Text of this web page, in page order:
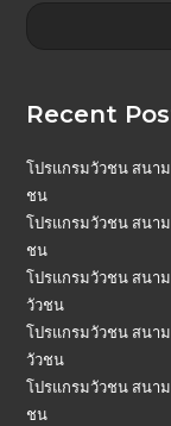
Recent
โปรแกรมวัวชน สนา
ชน
โปรแกรมวัวชน สนา
ชน
โปรแกรมวัวชน สนา
วัวชน
โปรแกรมวัวชน สนา
วัวชน
โปรแกรมวัวชน สนา
ชน